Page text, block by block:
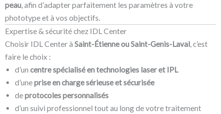
peau, afin d’adapter parfaitement les paramètres à votre
phototype et à vos objectifs.
Expertise & sécurité chez IDL Center
Choisir IDL Center à Saint-Étienne ou Saint-Genis-Laval, c’est
faire le choix :
d’un centre spécialisé en technologies laser et IPL
d’uneprise en charge sérieuse et sécurisée
deprotocoles personnalisés
d’un suivi professionnel tout au long de votre traitement